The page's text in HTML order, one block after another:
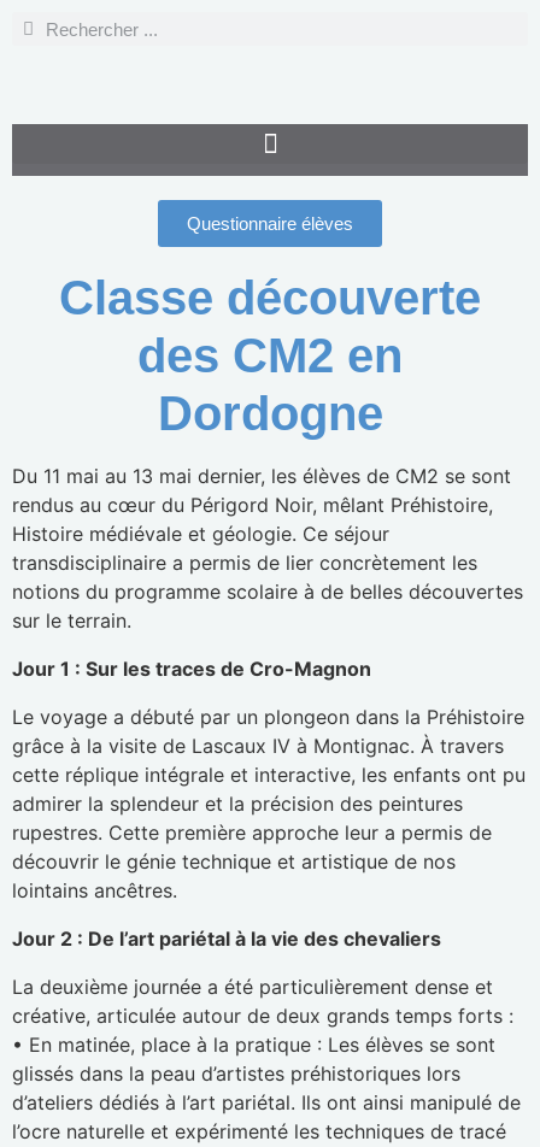
Questionnaire élèves
Classe découverte
des CM2 en
Dordogne
Du 11 mai au 13 mai dernier, les élèves de CM2 se sont
rendus au cœur du Périgord Noir, mêlant Préhistoire,
Histoire médiévale et géologie. Ce séjour
transdisciplinaire a permis de lier concrètement les
notions du programme scolaire à de belles découvertes
sur le terrain.
Jour 1 : Sur les traces de Cro-Magnon
Le voyage a débuté par un plongeon dans la Préhistoire
grâce à la visite de Lascaux IV à Montignac. À travers
cette réplique intégrale et interactive, les enfants ont pu
admirer la splendeur et la précision des peintures
rupestres. Cette première approche leur a permis de
découvrir le génie technique et artistique de nos
lointains ancêtres.
Jour 2 : De l’art pariétal à la vie des chevaliers
La deuxième journée a été particulièrement dense et
créative, articulée autour de deux grands temps forts :
• En matinée, place à la pratique : Les élèves se sont
glissés dans la peau d’artistes préhistoriques lors
d’ateliers dédiés à l’art pariétal. Ils ont ainsi manipulé de
l’ocre naturelle et expérimenté les techniques de tracé